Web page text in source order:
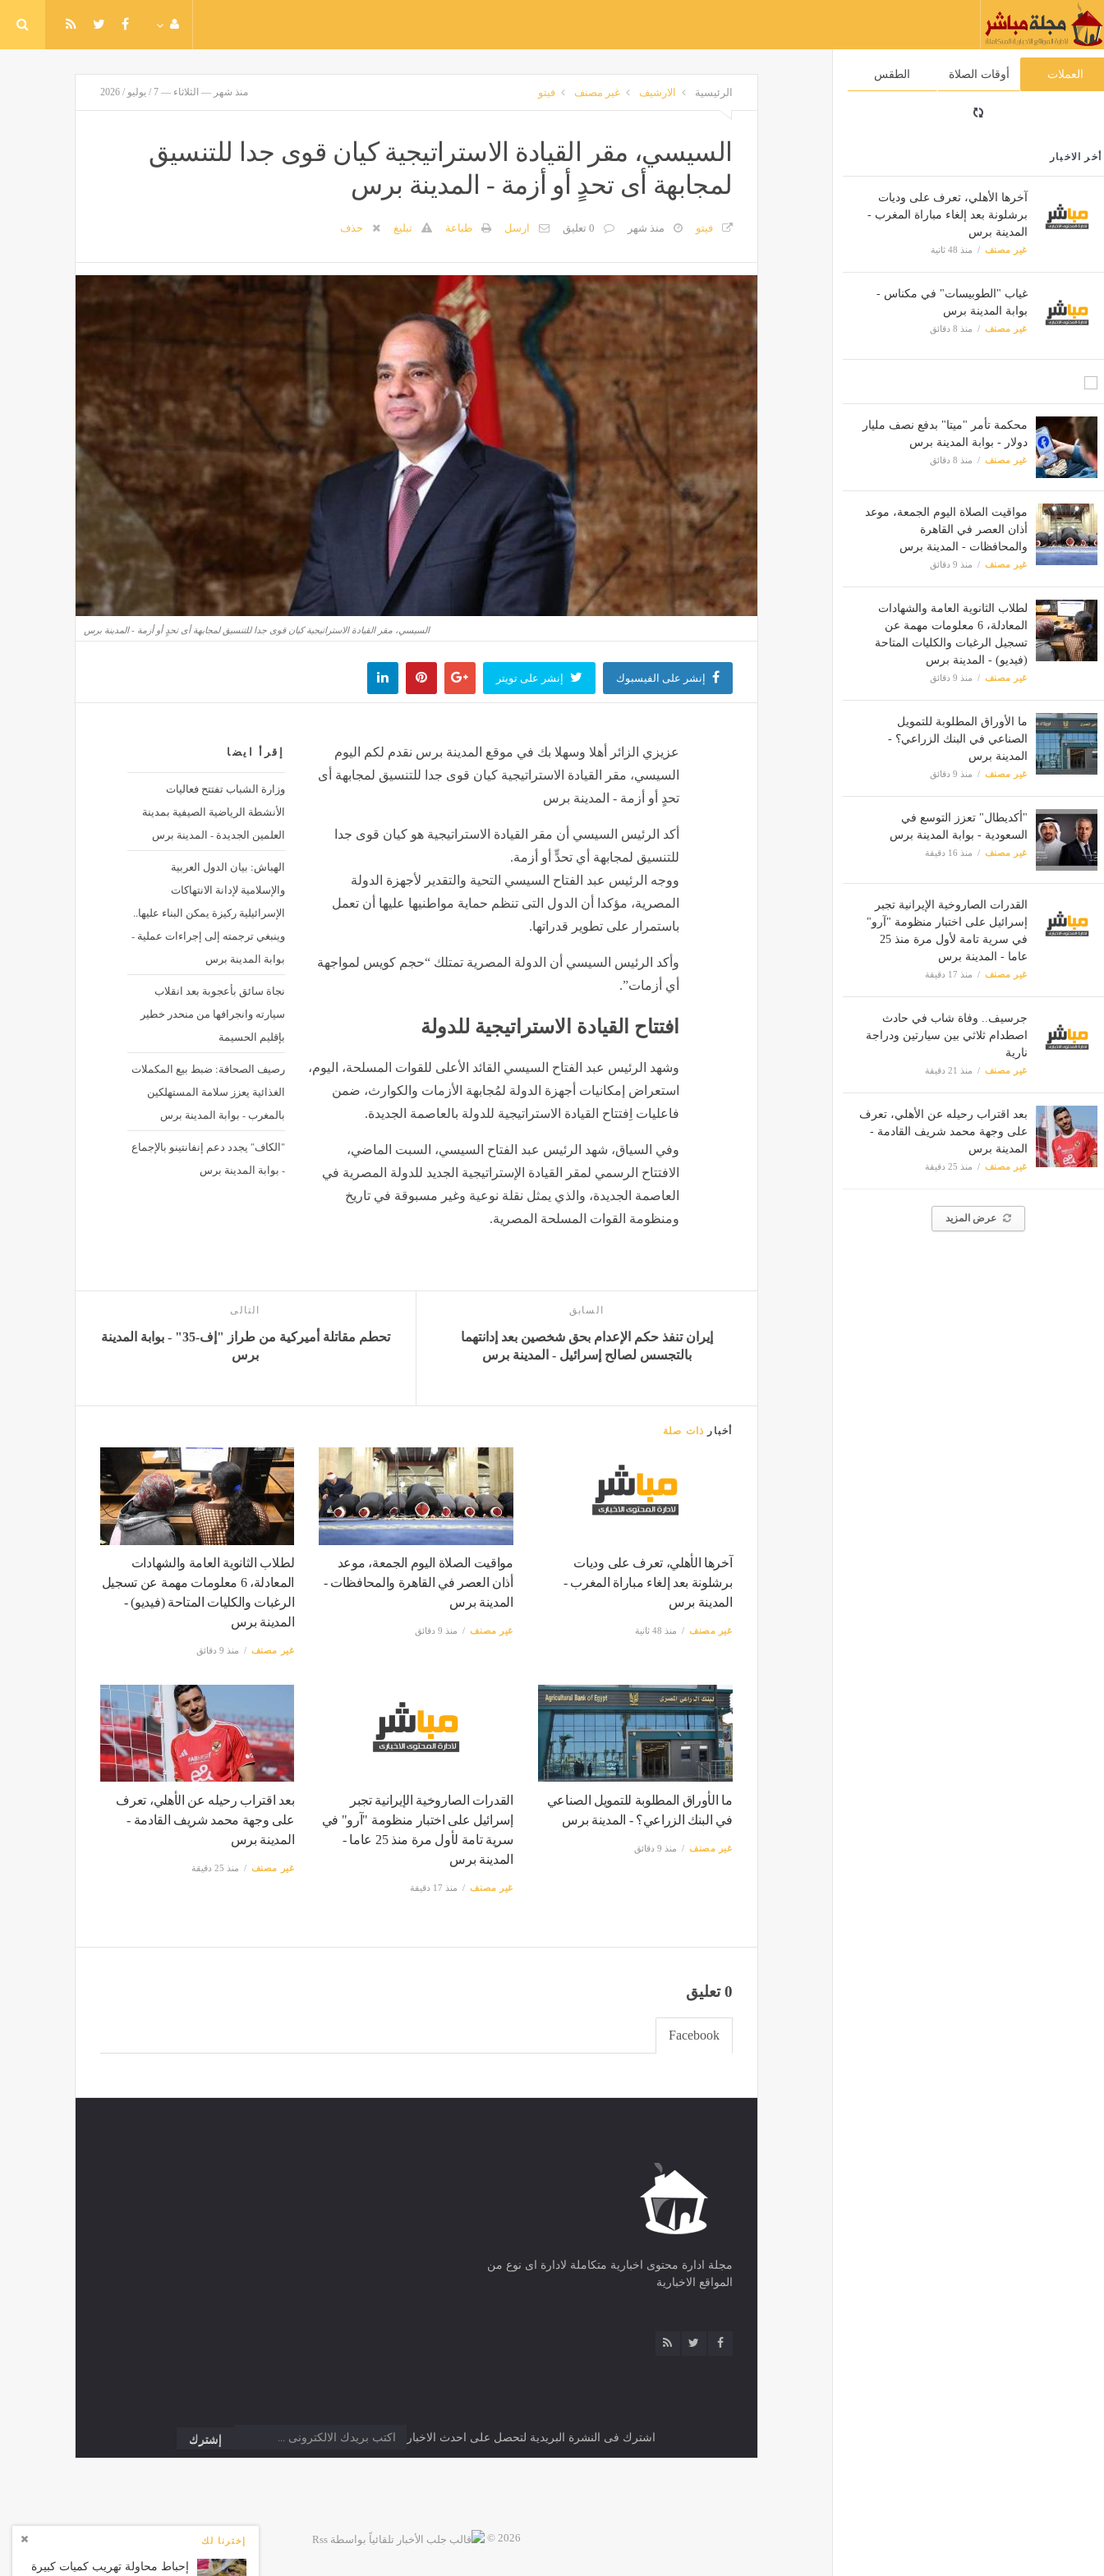
العملات أوقات الصلاة الطقس
أخر الاخبار
آخرها الأهلي، تعرف على وديات
برشلونة بعد إلغاء مباراة المغرب -
المدينة برس
غير مصنف منذ 48 ثانية
غياب "الطوبيسات" في مكناس -
بوابة المدينة برس
غير مصنف منذ 8 دقائق
محكمة تأمر "ميتا" بدفع نصف مليار
دولار - بوابة المدينة برس
غير مصنف منذ 8 دقائق
مواقيت الصلاة اليوم الجمعة، موعد
أذان العصر في القاهرة
والمحافظات - المدينة برس
غير مصنف منذ 9 دقائق
لطلاب الثانوية العامة والشهادات
المعادلة، 6 معلومات مهمة عن
تسجيل الرغبات والكليات المتاحة
(فيديو) - المدينة برس
غير مصنف منذ 9 دقائق
ما الأوراق المطلوبة للتمويل
الصناعي في البنك الزراعي؟ -
المدينة برس
غير مصنف منذ 9 دقائق
"أكديطال" تعزز التوسع في
السعودية - بوابة المدينة برس
غير مصنف منذ 16 دقيقة
القدرات الصاروخية الإيرانية تجبر
إسرائيل على اختبار منظومة "آرو"
في سرية تامة لأول مرة منذ 25
عاما - المدينة برس
غير مصنف منذ 17 دقيقة
جرسيف.. وفاة شاب في حادث
اصطدام ثلاثي بين سيارتين ودراجة
نارية
غير مصنف منذ 21 دقيقة
بعد اقتراب رحيله عن الأهلي، تعرف
على وجهة محمد شريف القادمة -
المدينة برس
غير مصنف منذ 25 دقيقة
عرض المزيد
الرئيسية الارشيف غير مصنف فيتو منذ شهر — الثلاثاء — 7 / يوليو / 2026
السيسي، مقر القيادة الاستراتيجية كيان قوى جدا للتنسيق
لمجابهة أى تحدٍ أو أزمة - المدينة برس
فيتو منذ شهر 0 تعليق ارسل طباعة تبليغ حذف
السيسي، مقر القيادة الاستراتيجية كيان قوى جدا للتنسيق لمجابهة أى تحدٍ أو أزمة - المدينة برس
إنشر على الفيسبوك إنشر على تويتر
إقرأ ايضا
وزارة الشباب تفتتح فعاليات
الأنشطة الرياضية الصيفية بمدينة
العلمين الجديدة - المدينة برس
الهباش: بيان الدول العربية
والإسلامية لإدانة الانتهاكات
الإسرائيلية ركيزة يمكن البناء عليها..
وينبغي ترجمته إلى إجراءات عملية -
بوابة المدينة برس
نجاة سائق بأعجوبة بعد انقلاب
سيارته وانجرافها من منحدر خطير
بإقليم الحسيمة
رصيف الصحافة: ضبط بيع المكملات
الغذائية يعزز سلامة المستهلكين
بالمغرب - بوابة المدينة برس
"الكاف" يجدد دعم إنفانتينو بالإجماع
- بوابة المدينة برس
عزيزي الزائر أهلا وسهلا بك في موقع المدينة برس نقدم لكم اليوم
السيسي، مقر القيادة الاستراتيجية كيان قوى جدا للتنسيق لمجابهة أى
تحدٍ أو أزمة - المدينة برس
أكد الرئيس السيسي أن مقر القيادة الاستراتيجية هو كيان قوى جدا
للتنسيق لمجابهة أي تحدٍّ أو أزمة.
ووجه الرئيس عبد الفتاح السيسي التحية والتقدير لأجهزة الدولة
المصرية، مؤكدا أن الدول التى تنظم حماية مواطنيها عليها أن تعمل
باستمرار على تطوير قدراتها.
وأكد الرئيس السيسي أن الدولة المصرية تمتلك “حجم كويس لمواجهة
أي أزمات”.
افتتاح القيادة الاستراتيجية للدولة
وشهد الرئيس عبد الفتاح السيسي القائد الأعلى للقوات المسلحة، اليوم،
استعراض إمكانيات أجهزة الدولة لمُجابهة الأزمات والكوارث، ضمن
فاعليات اِفتتاح القيادة الاستراتيجية للدولة بالعاصمة الجديدة.
وفي السياق، شهد الرئيس عبد الفتاح السيسي، السبت الماضي،
الافتتاح الرسمي لمقر القيادة الإستراتيجية الجديد للدولة المصرية في
العاصمة الجديدة، والذي يمثل نقلة نوعية وغير مسبوقة في تاريخ
ومنظومة القوات المسلحة المصرية.
إخترنا لك
إحباط محاولة تهريب كميات كبيرة
السابق
إيران تنفذ حكم الإعدام بحق شخصين بعد إدانتهما
بالتجسس لصالح إسرائيل - المدينة برس
التالى
تحطم مقاتلة أميركية من طراز "إف-35" - بوابة المدينة
برس
أخبار ذات صلة
آخرها الأهلي، تعرف على وديات
برشلونة بعد إلغاء مباراة المغرب -
المدينة برس
غير مصنف منذ 48 ثانية
مواقيت الصلاة اليوم الجمعة، موعد
أذان العصر في القاهرة والمحافظات -
المدينة برس
غير مصنف منذ 9 دقائق
لطلاب الثانوية العامة والشهادات
المعادلة، 6 معلومات مهمة عن تسجيل
الرغبات والكليات المتاحة (فيديو) -
المدينة برس
غير مصنف منذ 9 دقائق
ما الأوراق المطلوبة للتمويل الصناعي
في البنك الزراعي؟ - المدينة برس
غير مصنف منذ 9 دقائق
القدرات الصاروخية الإيرانية تجبر
إسرائيل على اختبار منظومة "آرو" في
سرية تامة لأول مرة منذ 25 عاما -
المدينة برس
غير مصنف منذ 17 دقيقة
بعد اقتراب رحيله عن الأهلي، تعرف
على وجهة محمد شريف القادمة -
المدينة برس
غير مصنف منذ 25 دقيقة
0 تعليق
Facebook
مجلة ادارة محتوى اخبارية متكاملة لادارة اى نوع من
المواقع الاخبارية
اشترك فى النشرة البريدية لتحصل على احدث الاخبار
2026 ©